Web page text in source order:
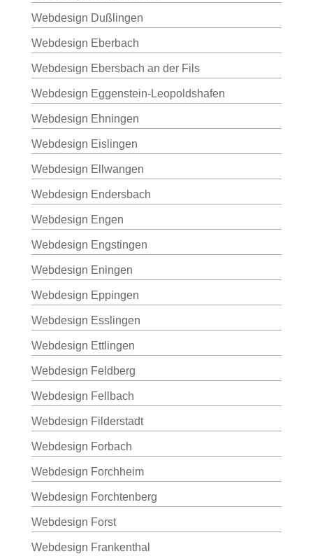
Webdesign Dußlingen
Webdesign Eberbach
Webdesign Ebersbach an der Fils
Webdesign Eggenstein-Leopoldshafen
Webdesign Ehningen
Webdesign Eislingen
Webdesign Ellwangen
Webdesign Endersbach
Webdesign Engen
Webdesign Engstingen
Webdesign Eningen
Webdesign Eppingen
Webdesign Esslingen
Webdesign Ettlingen
Webdesign Feldberg
Webdesign Fellbach
Webdesign Filderstadt
Webdesign Forbach
Webdesign Forchheim
Webdesign Forchtenberg
Webdesign Forst
Webdesign Frankenthal